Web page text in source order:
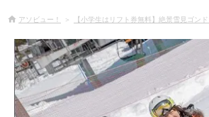
アソビュー！ 【小学生はリフト券無料】絶景雪見ゴン